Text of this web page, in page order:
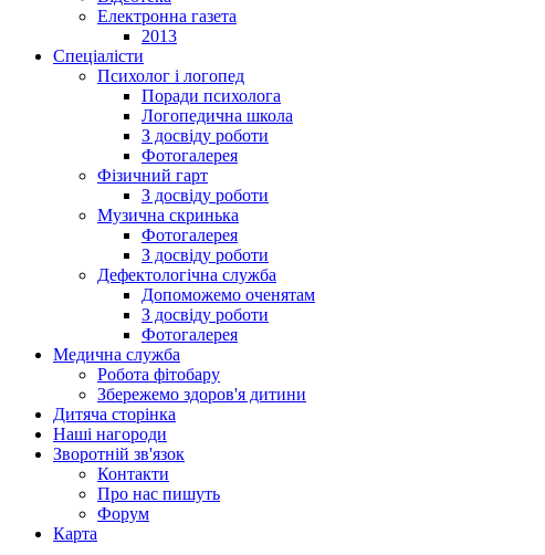
Електронна газета
2013
Спеціалісти
Психолог і логопед
Поради психолога
Логопедична школа
З досвіду роботи
Фотогалерея
Фізичний гарт
З досвіду роботи
Музична скринька
Фотогалерея
З досвіду роботи
Дефектологічна служба
Допоможемо оченятам
З досвіду роботи
Фотогалерея
Медична служба
Робота фітобару
Збережемо здоров'я дитини
Дитяча сторінка
Наші нагороди
Зворотній зв'язок
Контакти
Про нас пишуть
Форум
Карта